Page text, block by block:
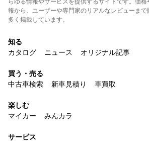
報から、ユーザーや専門家のリアルなレビューま
多く掲載しています。
知る
カタログ
ニュース オリジナル記事
買う・売る
中古車検索
新車見積り 車買取
楽しむ
マイカー
みんカラ
サービス